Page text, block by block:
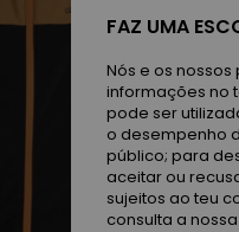
FAZ UMA
Nós e os
informações no
pode ser
o desempenho
público; para
aceitar ou
sujeitos ao teu
consulta a nossa